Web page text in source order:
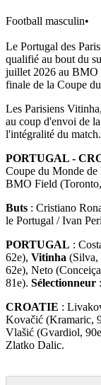
Football masculin•
Le Portugal des
qualifié au bout du
juillet 2026 au BMO
finale de la Coupe
Les Parisiens
au coup d'envoi de
l'intégralité du match.
PORTUGAL -
Coupe du Monde
BMO Field
Buts : Cristiano
le Portugal / Ivan
PORTUGAL :
62e), Vitinha (Silva,
62e), Neto
81e). Sélectionneur
CROATIE :
Kovačić (Kramaric,
Vlašić (Gvardiol,
Zlatko Dalic.